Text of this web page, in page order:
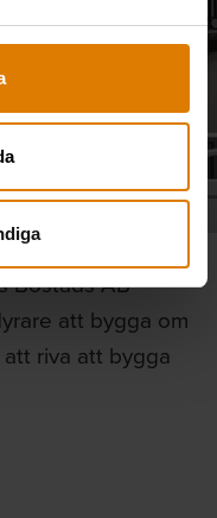
Bostads AB
att bygga om
riva att bygga